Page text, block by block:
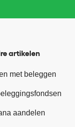
artikelen
met beleggen
aandelen